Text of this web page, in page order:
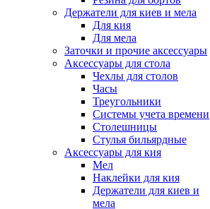
Держатели для киев и мела
Для кия
Для мела
Заточки и прочие аксессуары
Аксессуары для стола
Чехлы для столов
Часы
Треугольники
Системы учета времени
Столешницы
Стулья бильярдные
Аксессуары для кия
Мел
Наклейки для кия
Держатели для киев и
мела